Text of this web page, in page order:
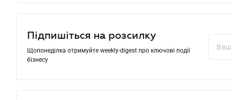
Підпишіться на розсилку
Щопонеділка отримуйте weekly-digest про ключові події
бізнесу